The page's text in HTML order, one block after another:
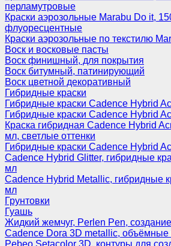
перламутровые
Краски аэрозольные Marabu Do it,
флуоресцентные
Краски аэрозольные по текстилю
Воск и восковые пасты
Воск финишный, для покрытия
Воск битумный, патинирующий
Воск цветной декоративный
Гибридные краски
Гибридные краски Cadence Hybrid
Гибридные краски Cadence Hybrid
Краска гибридная Cadence Hybrid
мл, светлые оттенки
Гибридные краски Cadence Hybrid
Cadence Hybrid Glitter, гибридные
мл
Cadence Hybrid Metallic, гибридные
мл
Грунтовки
Гуашь
Жидкий жемчуг, Perlen Pen,
Cadence Dora 3D metallic, объёмные
Pebeo Setacolor 3D, контуры для